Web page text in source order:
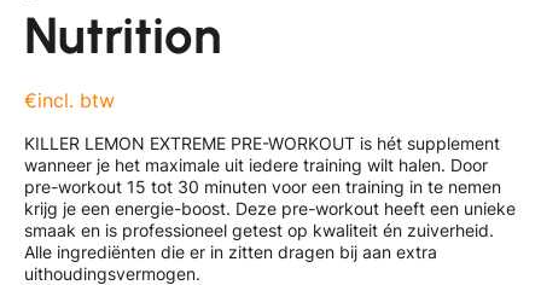
Nutrition
€incl. btw
KILLER LEMON EXTREME PRE-WORKOUT is hét supplement
wanneer je het maximale uit iedere training wilt halen. Door
pre-workout 15 tot 30 minuten voor een training in te nemen
krijg je een energie-boost. Deze pre-workout heeft een unieke
smaak en is professioneel getest op kwaliteit én zuiverheid.
Alle ingrediënten die er in zitten dragen bij aan extra
uithoudingsvermogen.